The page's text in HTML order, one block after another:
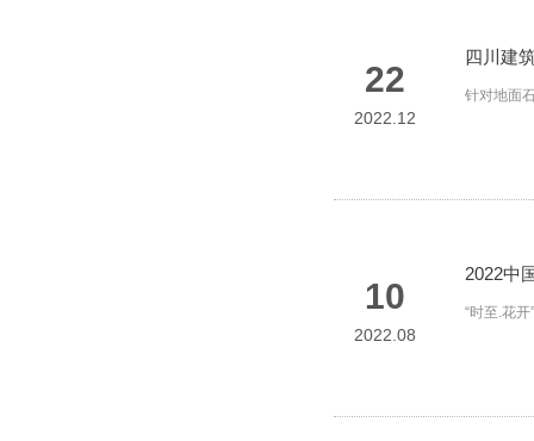
22
2022.12
四川建
针对地面
10
2022.08
2022中
“时至.花